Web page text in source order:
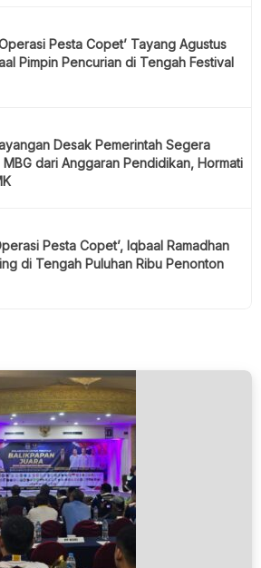
Pesta Copet’ Tayang Agustus
Pimpin Pencurian di Tengah Festival
Desak Pemerintah Segera
MBG dari Anggaran Pendidikan, Hormati
Pesta Copet’, Iqbaal Ramadhan
di Tengah Puluhan Ribu Penonton